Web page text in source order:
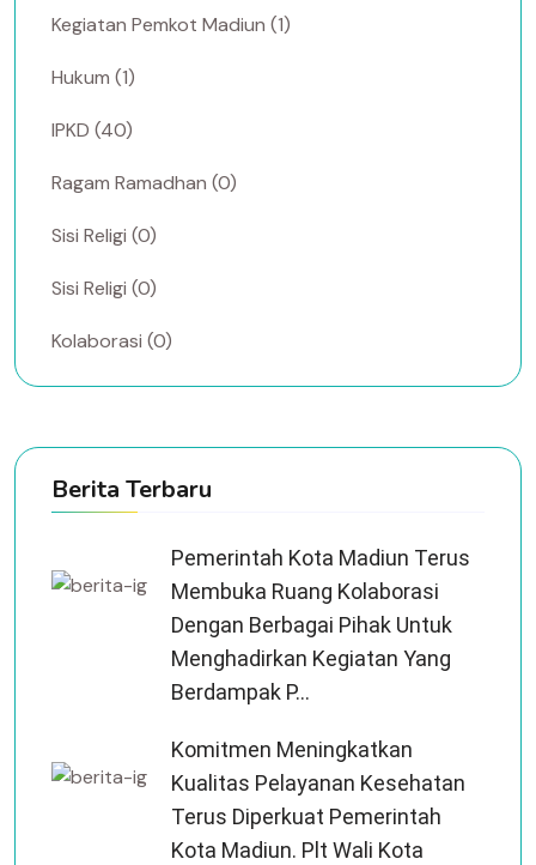
Kegiatan Pemkot Madiun (1)
Hukum (1)
IPKD (40)
Ragam Ramadhan (0)
Sisi Religi (0)
Sisi Religi (0)
Kolaborasi (0)
Berita Terbaru
Pemerintah Kota Madiun Terus
Membuka Ruang Kolaborasi
Dengan Berbagai Pihak Untuk
Menghadirkan Kegiatan Yang
Berdampak P...
Komitmen Meningkatkan
Kualitas Pelayanan Kesehatan
Terus Diperkuat Pemerintah
Kota Madiun. Plt Wali Kota